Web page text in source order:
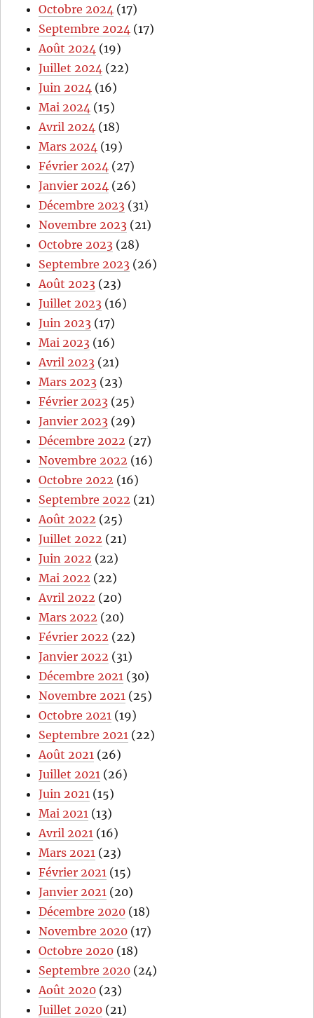
Octobre 2024 (17)
Septembre 2024 (17)
Août 2024 (19)
Juillet 2024 (22)
Juin 2024 (16)
Mai 2024 (15)
Avril 2024 (18)
Mars 2024 (19)
Février 2024 (27)
Janvier 2024 (26)
Décembre 2023 (31)
Novembre 2023 (21)
Octobre 2023 (28)
Septembre 2023 (26)
Août 2023 (23)
Juillet 2023 (16)
Juin 2023 (17)
Mai 2023 (16)
Avril 2023 (21)
Mars 2023 (23)
Février 2023 (25)
Janvier 2023 (29)
Décembre 2022 (27)
Novembre 2022 (16)
Octobre 2022 (16)
Septembre 2022 (21)
Août 2022 (25)
Juillet 2022 (21)
Juin 2022 (22)
Mai 2022 (22)
Avril 2022 (20)
Mars 2022 (20)
Février 2022 (22)
Janvier 2022 (31)
Décembre 2021 (30)
Novembre 2021 (25)
Octobre 2021 (19)
Septembre 2021 (22)
Août 2021 (26)
Juillet 2021 (26)
Juin 2021 (15)
Mai 2021 (13)
Avril 2021 (16)
Mars 2021 (23)
Février 2021 (15)
Janvier 2021 (20)
Décembre 2020 (18)
Novembre 2020 (17)
Octobre 2020 (18)
Septembre 2020 (24)
Août 2020 (23)
Juillet 2020 (21)